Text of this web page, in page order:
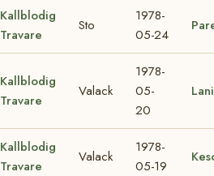
Kallblodig
Travare
Sto
1978-
05-24
Kallblodig
Travare
Valack
1978-
05-
20
Kallblodig
Travare
Valack
1978-
05-19